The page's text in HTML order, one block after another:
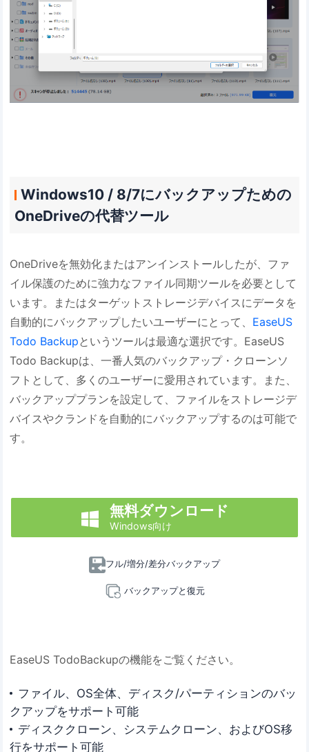
Windows10 / 8/7にバックアップための
OneDriveの代替ツール
OneDriveを無効化またはアンインストールしたが、ファ
イル保護のために強力なファイル同期ツールを必要として
います。またはターゲットストレージデバイスにデータを
自動的にバックアップしたいユーザーにとって、 EaseUS
Todo Backupというツールは最適な選択です。EaseUS
Todo Backupは、一番人気のバックアップ・クローンソ
フトとして、多くのユーザーに愛用されています。また、
バックアッププランを設定して、ファイルをストレージデ
バイスやクランドを自動的にバックアップするのは可能で
す。
 無料ダウンロード
Windows向け
フル/増分/差分バックアップ
バックアップと復元
EaseUS TodoBackupの機能をご覧ください。
ファイル、OS全体、ディスク/パーティションのバッ
クアップをサポート可能
ディスククローン、システムクローン、およびOS移
行をサポート可能